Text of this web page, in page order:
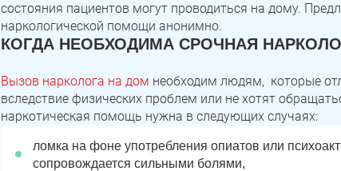
состояния пациентов могут проводиться на дому.
наркологической помощи анонимно.
КОГДА НЕОБХОДИМА СРОЧНАЯ
Вызов нарколога на дом необходим людям, которые
вследствие физических проблем или не хотят
наркотическая помощь нужна в следующих случаях:
ломка на фоне употребления опиатов или
сопровождается сильными болями,